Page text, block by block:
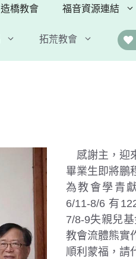
造橋教會 福音資源連結
拓荒教會
感謝主，迎
畢業生即將鵬
為教會學青
6/11-8/6 有
7/8-9失親兒
教會流體熊實
順利蒙福，請